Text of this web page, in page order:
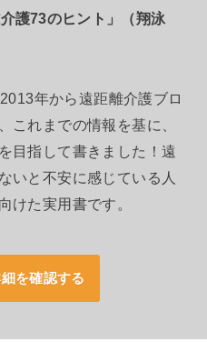
護73のヒント」（翔泳
年から遠距離介護ブロ
これまでの情報を基に、
目指して書きました！遠
いと不安に感じている人
けた実用書です。
を確認する